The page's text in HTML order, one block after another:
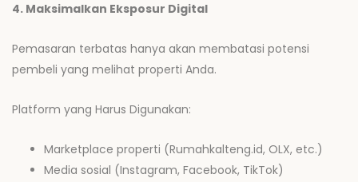
4. Maksimalkan Eksposur Digital
Pemasaran terbatas hanya akan membatasi potensi
pembeli yang melihat properti Anda.
Platform yang Harus Digunakan:
Marketplace properti (Rumahkalteng.id, OLX, etc.)
Media sosial (Instagram, Facebook, TikTok)